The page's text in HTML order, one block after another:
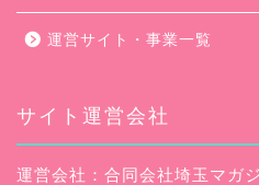
運営サイト・事業一覧
サイト運営会社
運営会社：合同会社埼玉マガ